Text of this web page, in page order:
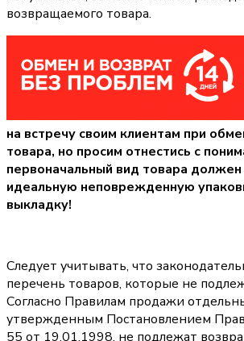
возвращаемого товара.
на встречу своим клиентам при
товара, но просим отнестись с
первоначальный вид товара
идеальную неповрежденную
выкладку!
Следует учитывать, что
перечень товаров, которые не
Согласно Правилам продажи
утвержденным Постановлением
55 от 19.01.1998, не подлежат